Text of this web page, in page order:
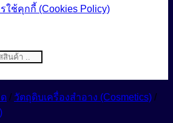
ใช้คุกกี้ (Cookies Policy)
/ วัตถุดิบเครื่องสำอาง (Cosmetics) /